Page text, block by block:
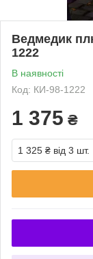
Ведмедик
1222
В наявності
Код: КИ-98-1222
1 375 ₴
1 325 ₴ від 3 шт.